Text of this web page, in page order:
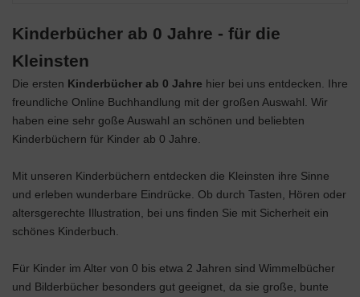
Kinderbücher ab 0 Jahre - für die
Kleinsten
Die ersten Kinderbücher ab 0 Jahre hier bei uns entdecken. Ihre
freundliche Online Buchhandlung mit der großen Auswahl. Wir
haben eine sehr goße Auswahl an schönen und beliebten
Kinderbüchern für Kinder ab 0 Jahre.
Mit unseren Kinderbüchern entdecken die Kleinsten ihre Sinne
und erleben wunderbare Eindrücke. Ob durch Tasten, Hören oder
altersgerechte Illustration, bei uns finden Sie mit Sicherheit ein
schönes Kinderbuch.
Für Kinder im Alter von 0 bis etwa 2 Jahren sind Wimmelbücher
und Bilderbücher besonders gut geeignet, da sie große, bunte